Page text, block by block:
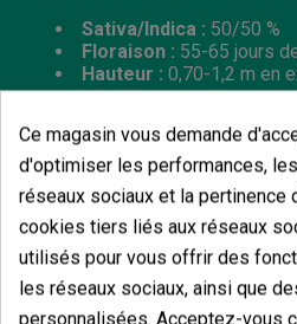
Sativa/Indica : 50/50 %
Floraison : 55-65 jours
Hauteur : 0,70-1,2 m en
Vous
Ce magasin vous demande
d'optimiser les performances,
réseaux sociaux et la pertinence
cookies tiers liés aux réseaux
utilisés pour vous offrir des
les réseaux sociaux, ainsi que
personnalisées. Acceptez-vous